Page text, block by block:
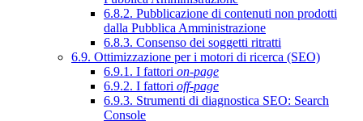
6.8.2. Pubblicazione di contenuti non prodotti
dalla Pubblica Amministrazione
6.8.3. Consenso dei soggetti ritratti
6.9. Ottimizzazione per i motori di ricerca (SEO)
6.9.1. I fattori on-page
6.9.2. I fattori off-page
6.9.3. Strumenti di diagnostica SEO: Search
Console